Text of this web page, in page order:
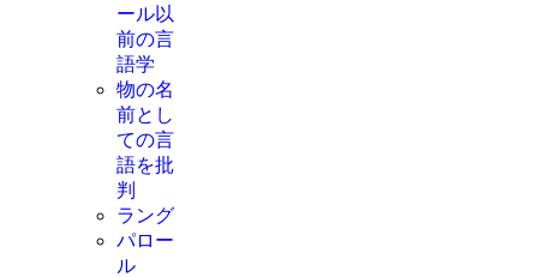
ール以
前の言
語学
物の名
前とし
ての言
語を批
判
ラング
パロー
ル